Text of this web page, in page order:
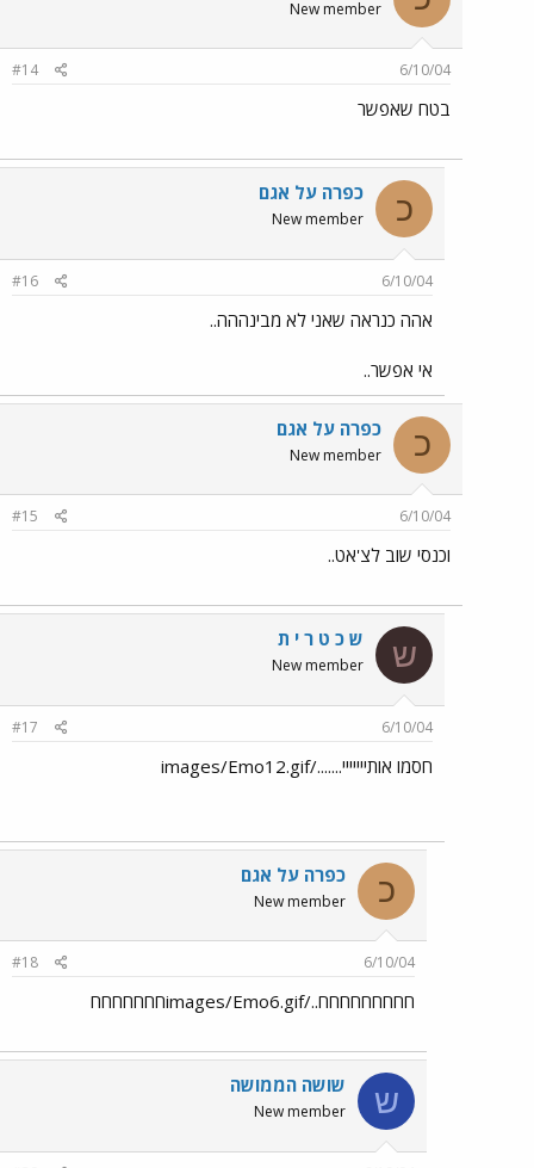
New member
6/10/04
#14
בטח שאפשר
כ כפרה על אגם
New member
6/10/04
#16
אהה כנראה שאני לא מבינההה..
אי אפשר..
כ כפרה על אגם
New member
6/10/04
#15
וכנסי שוב לצ'אט..
ש ש כ ט ר י ת
New member
6/10/04
#17
חסמו אותייייייי......./images/Emo12.gif
כ כפרה על אגם
New member
6/10/04
#18
חחחחחחחחח../images/Emo6.gifחחחחחחח
ש שושה הממושה
New member